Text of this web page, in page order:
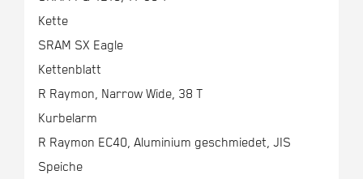
Kette
SRAM SX Eagle
Kettenblatt
R Raymon, Narrow Wide, 38 T
Kurbelarm
R Raymon EC40, Aluminium geschmiedet, JIS
Speiche